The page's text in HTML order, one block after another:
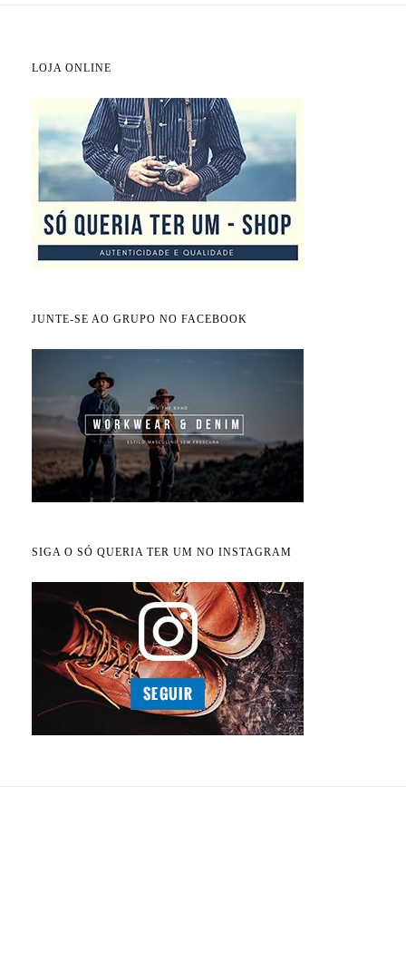
LOJA ONLINE
JUNTE-SE AO GRUPO NO FACEBOOK
SIGA O SÓ QUERIA TER UM NO INSTAGRAM